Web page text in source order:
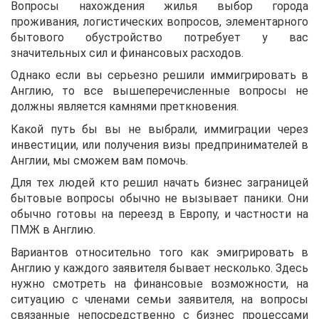
Вопросы нахождения жилья выбор города
проживания, логистических вопросов, элементарного
бытового обустройство потребует у вас
значительных сил и финансовых расходов.
Однако если вы серьезно решили иммигрировать в
Англию, то все вышеперечисленные вопросы не
должны является камнями преткновения.
Какой путь бы вы не выбрали, иммиграции через
инвестиции, или получения визы предпринимателей в
Англии, мы сможем вам помочь.
Для тех людей кто решил начать бизнес заграницей
бытовые вопросы обычно не вызывает паники. Они
обычно готовы на переезд в Европу, и частности на
ПМЖ в Англию.
Вариантов относительно того как эмигрировать в
Англию у каждого заявителя бывает несколько. Здесь
нужно смотреть на финансовые возможности, на
ситуацию с членами семьи заявителя, на вопросы
связанные непосредственно с бизнес процессами